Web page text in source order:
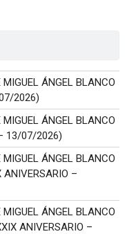
MIGUEL ÁNGEL BLANCO
2026)
MIGUEL ÁNGEL BLANCO
13/07/2026)
MIGUEL ÁNGEL BLANCO
ANIVERSARIO –
MIGUEL ÁNGEL BLANCO
ANIVERSARIO –